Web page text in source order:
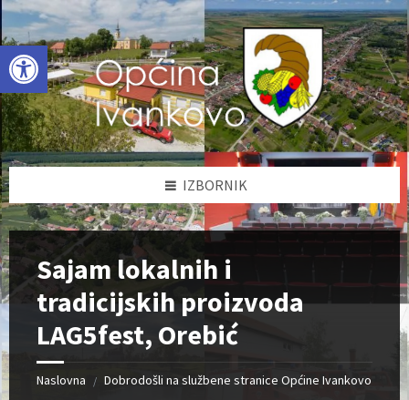
Open toolbar
Skip
to
content
Skip
to
left
sidebar
Skip
to
footer
IZBORNIK
Sajam lokalnih i
tradicijskih proizvoda
LAG5fest, Orebić
Naslovna / Dobrodošli na službene stranice Općine Ivankovo